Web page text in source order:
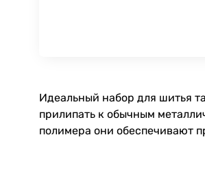
Идеальный набор для шитья
прилипать к обычным
полимера они обеспечивают